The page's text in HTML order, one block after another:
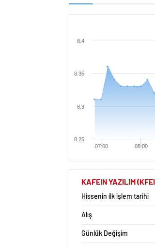
07:00 08:00
8.25
8.3
8.35
8.4
KAFEIN YAZILIM
Hissenin ilk işlem tarihi
Alış
Günlük Değişim